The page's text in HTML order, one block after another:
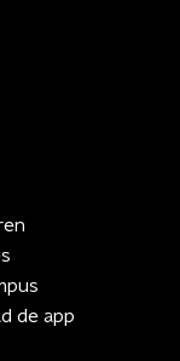
de app